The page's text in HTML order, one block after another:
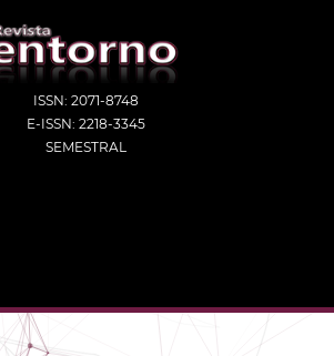
ISSN: 2071-8748
E-ISSN: 2218-3345
SEMESTRAL
EL IDIOMA ACTUAL ES: